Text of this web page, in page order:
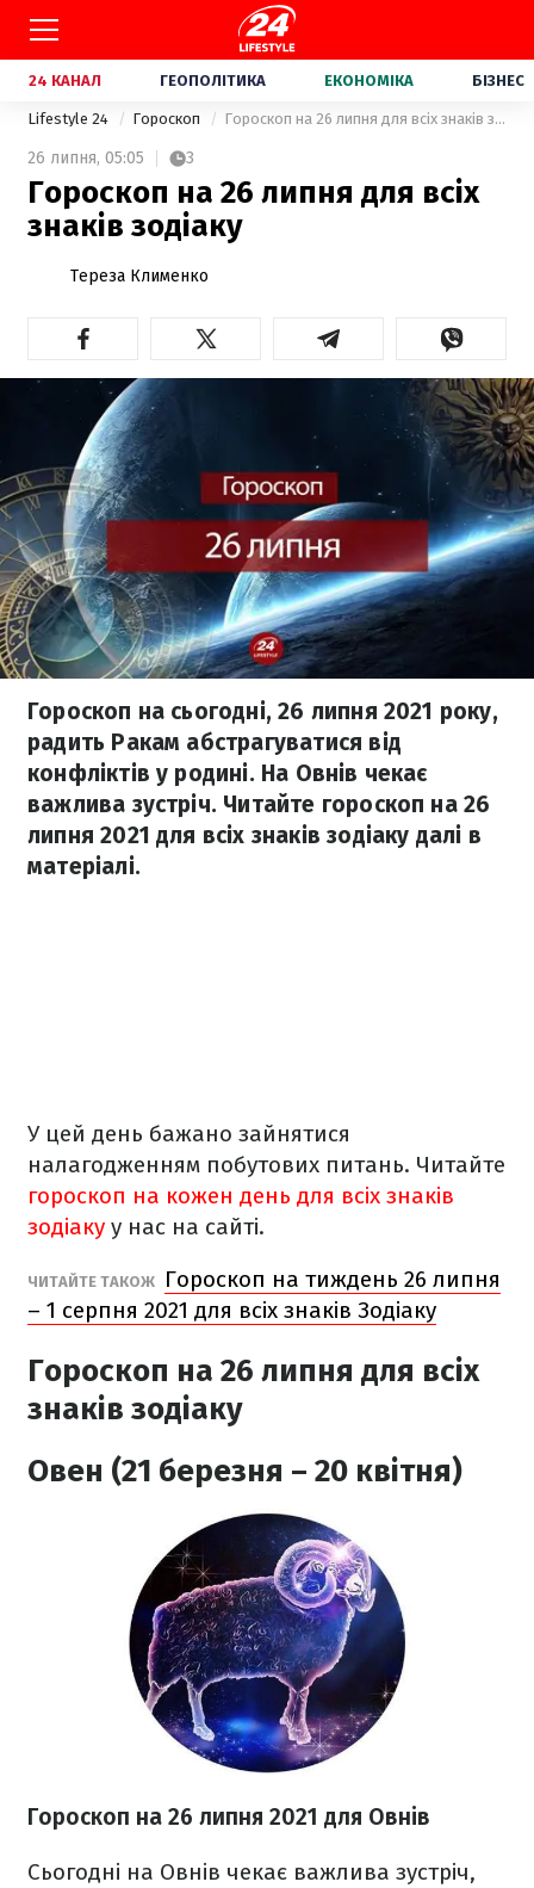
24 КАНАЛ ГЕОПОЛІТИКА ЕКОНОМІКА БІЗНЕС
Lifestyle 24 Гороскоп Гороскоп на 26 липня для всіх знаків зодіаку
26 липня, 05:05 3
Гороскоп на 26 липня для всіх
знаків зодіаку
Тереза Клименко
Гороскоп на сьогодні, 26 липня 2021 року,
радить Ракам абстрагуватися від
конфліктів у родині. На Овнів чекає
важлива зустріч. Читайте гороскоп на 26
липня 2021 для всіх знаків зодіаку далі в
матеріалі.
У цей день бажано зайнятися
налагодженням побутових питань. Читайте
гороскоп на кожен день для всіх знаків
зодіаку у нас на сайті.
ЧИТАЙТЕ ТАКОЖ
Гороскоп на тиждень 26 липня
– 1 серпня 2021 для всіх знаків Зодіаку
Гороскоп на 26 липня для всіх
знаків зодіаку
Овен (21 березня – 20 квітня)
Гороскоп на 26 липня 2021 для Овнів
Сьогодні на Овнів чекає важлива зустріч,